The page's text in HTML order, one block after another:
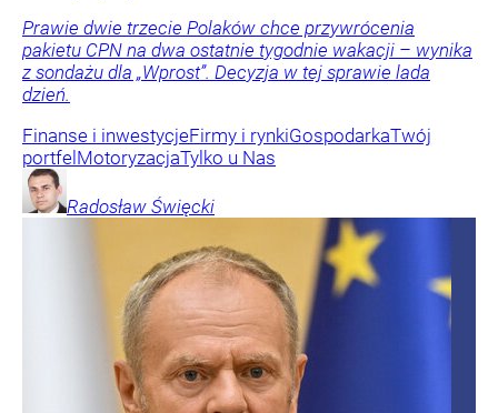
Prawie dwie trzecie Polaków chce przywrócenia
pakietu CPN na dwa ostatnie tygodnie wakacji – wynika
z sondażu dla „Wprost”. Decyzja w tej sprawie lada
dzień.
Finanse i inwestycjeFirmy i rynkiGospodarkaTwój
portfel MotoryzacjaTylko u Nas
Radosław Święcki